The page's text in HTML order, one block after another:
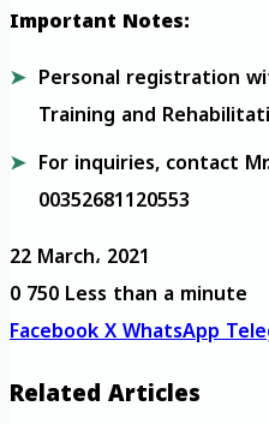
Important Notes:
Personal registration
Training and
For inquiries, contact
00352681120553
22 March، 2021
0750Less than a minute
FacebookXWhatsApp
Related Articles